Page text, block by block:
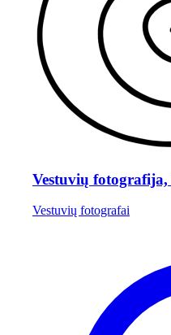
Vestuvių
Vestuvių fotografai